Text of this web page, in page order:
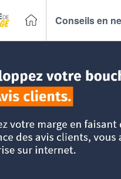
Conseils en